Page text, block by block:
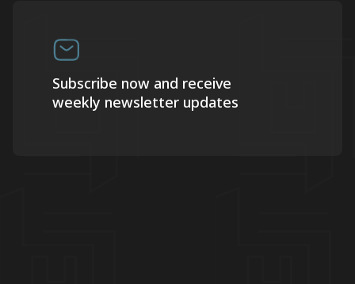
Subscribe now and receive
weekly newsletter updates